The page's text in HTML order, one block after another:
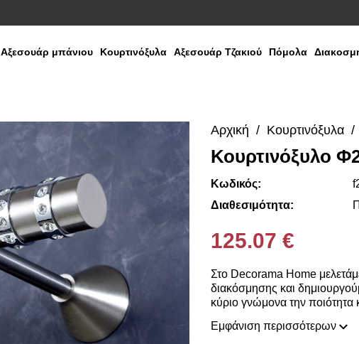
Αξεσουάρ μπάνιου Κουρτινόξυλα Αξεσουάρ Τζακιού Πόμολα
Media
Αρχική Κουρτινόξυλα
Κουρτινόξυλο
Κωδικός:
Διαθεσιμότητα:
125.07 €
Στο Decorama Home
διακόσμησης και
κύριο γνώμονα την ποιότητα
συλλογή μας ανανεώνεται
Εμφάνιση περισσότερων